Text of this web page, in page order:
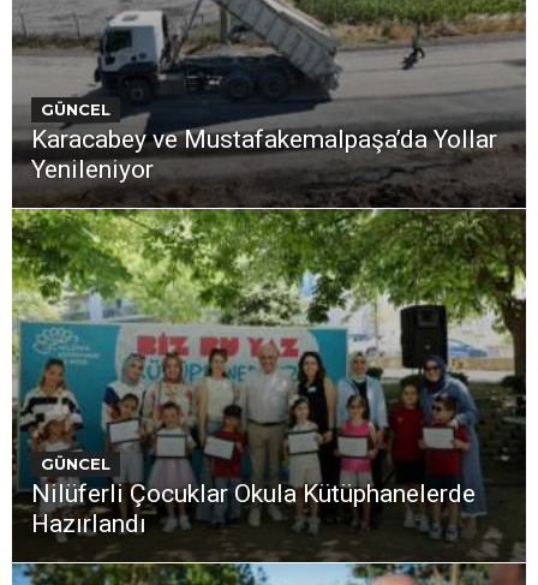
GÜNCEL
Karacabey ve Mustafakemalpaşa’da Yollar
Yenileniyor
GÜNCEL
Nilüferli Çocuklar Okula Kütüphanelerde
Hazırlandı